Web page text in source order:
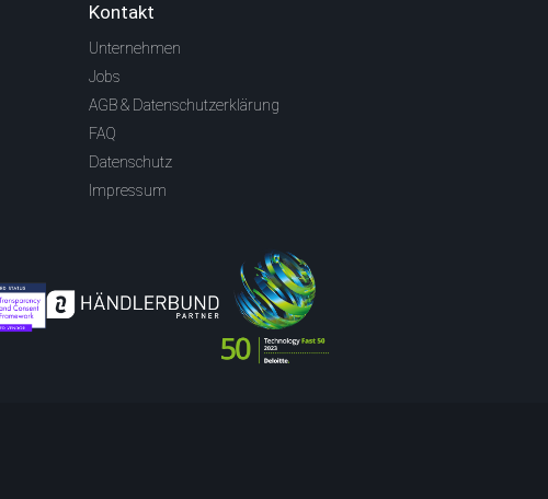
Kontakt
Unternehmen
Jobs
AGB & Datenschutzerklärung
FAQ
Datenschutz
Impressum